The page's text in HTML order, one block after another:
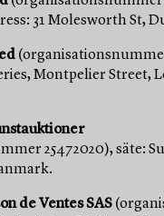
31 Molesworth St,
(organisationsnummer
Montpelier Street,
25472020), säte:
de Ventes SAS